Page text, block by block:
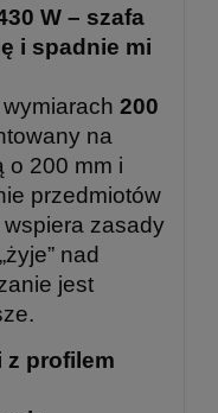
W – szafa
i spadnie mi
wymiarach 200
na
o 200 mm i
przedmiotów
zasady
nad
jest
z profilem